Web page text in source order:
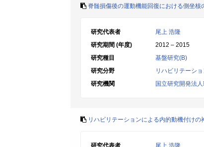
脊髄損傷後の運動機能回復における側坐
研究代表者
尾上 浩隆
研究期間 (年度)
2012 – 2015
研究種目
基盤研究(B)
研究分野
リハビリテーシ
研究機関
国立研究開発法
リハビリテーションによる内的動機付けの
研究代表者
尾上 浩隆